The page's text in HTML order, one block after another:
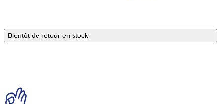
Bientôt de retour en stock